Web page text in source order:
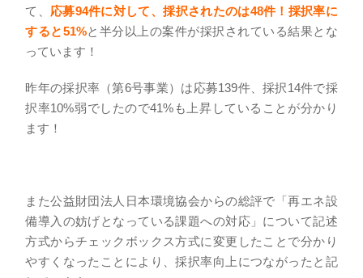
て、 応募94件に対して、採択されたのは48件！採択率に
すると51%と半分以上の案件が採択されている結果とな
っています！
昨年の採択率（第6号事業）は応募139件、採択14件で採
択率10%弱でしたので41%も上昇していることが分かり
ます！
また公益財団法人日本環境協会からの総評で「再エネ設
備導入の妨げとなっている課題への対応」について記述
方式からチェックボックス方式に変更したことで分かり
やすくなったことにより、採択率向上につながったと記